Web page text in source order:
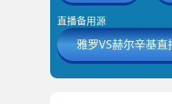
直播备用源
雅罗VS赫尔辛基直